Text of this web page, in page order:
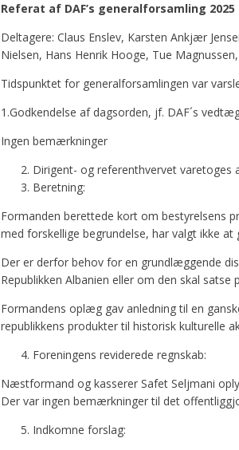
Referat af DAF’s generalforsamling
Deltagere: Claus Enslev, Karsten Ankjær
Nielsen, Hans Henrik Hooge, Tue
Tidspunktet for generalforsamlingen var
1.Godkendelse af dagsorden, jf. DAF´s
Ingen bemærkninger
Dirigent- og referenthvervet varetoges
Beretning:
Formanden berettede kort om bestyrelsens
med forskellige begrundelse, har valgt ikke at
Der er derfor behov for en grundlæggende
Republikken Albanien eller om den skal
Formandens oplæg gav anledning til en
republikkens produkter til historisk kulturelle
Foreningens reviderede regnskab:
Næstformand og kasserer Safet Seljmani
Der var ingen bemærkninger til det
Indkomne forslag: